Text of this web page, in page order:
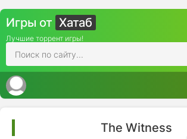
Игры от Хатаб
Лучшие торрент игры!
The Witness